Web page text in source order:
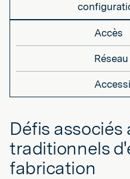
Accès
Défis associés
traditionnels
fabrication